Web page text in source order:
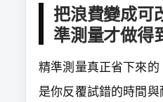
把浪費變成可
準測量才做得
精準測量真正省下來
是你反覆試錯的時間